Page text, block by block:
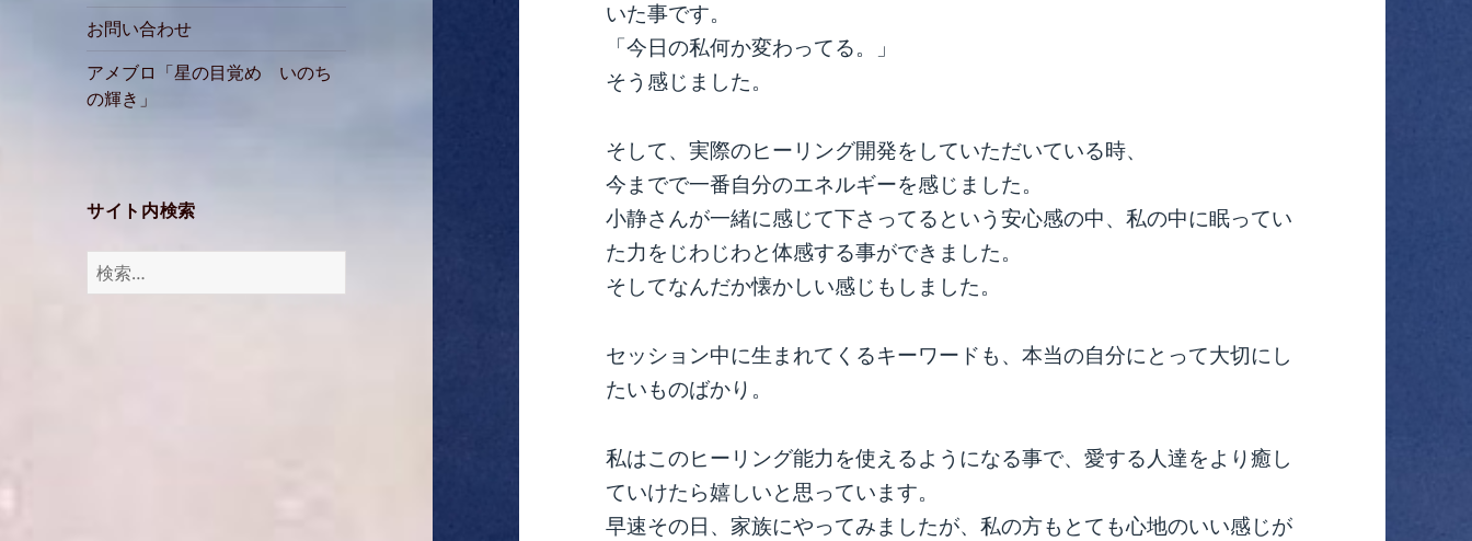
お問い合わせ
アメブロ「星の目覚め いのち
の輝き」
サイト内検索
検
索:
いた事です。
「今日の私何か変わってる。」
そう感じました。
そして、実際のヒーリング開発をしていただいている時、
今までで一番自分のエネルギーを感じました。
小静さんが一緒に感じて下さってるという安心感の中、私の中に眠ってい
た力をじわじわと体感する事ができました。
そしてなんだか懐かしい感じもしました。
セッション中に生まれてくるキーワードも、本当の自分にとって大切にし
たいものばかり。
私はこのヒーリング能力を使えるようになる事で、愛する人達をより癒し
ていけたら嬉しいと思っています。
早速その日、家族にやってみましたが、私の方もとても心地のいい感じが